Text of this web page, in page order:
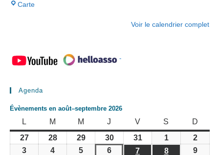
Carte
Voir le calendrier complet
-
Agenda
Évènements en août–septembre 2026
L M M MERCREDI
J VVENDREDI
S SAMEDID
2727
2828
2929
juillet
3030
juillet
31 1 2
août
3 4 5 6 7 88
99